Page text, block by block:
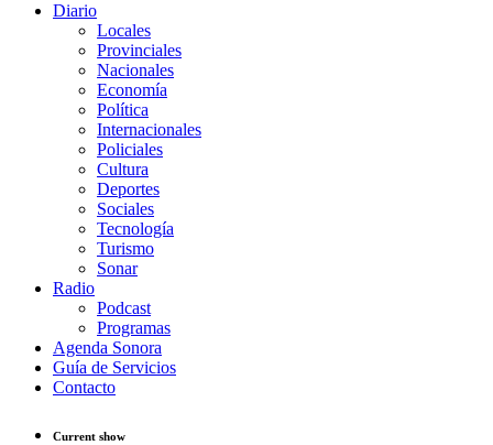
Diario
Locales
Provinciales
Nacionales
Economía
Política
Internacionales
Policiales
Cultura
Deportes
Sociales
Tecnología
Turismo
Sonar
Radio
Podcast
Programas
Agenda Sonora
Guía de Servicios
Contacto
Current show